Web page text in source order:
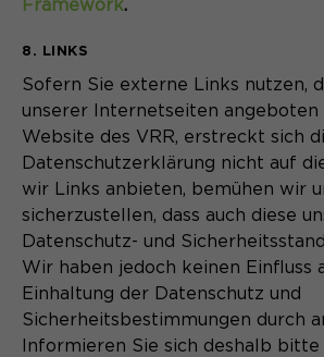
Framework.
8. LINKS
Sofern Sie externe Links nutzen,
unserer Internetseiten angeboten
Website des VRR, erstreckt sich
Datenschutzerklärung nicht auf
wir Links anbieten, bemühen wir
sicherzustellen, dass auch diese
Datenschutz- und
Wir haben jedoch keinen Einfluss
Einhaltung der Datenschutz und
Sicherheitsbestimmungen durch
Informieren Sie sich deshalb bitte